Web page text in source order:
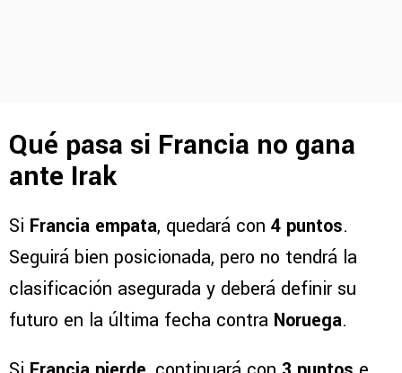
Qué pasa si Francia no gana
ante Irak
Si Francia empata, quedará con 4 puntos.
Seguirá bien posicionada, pero no tendrá la
clasificación asegurada y deberá definir su
futuro en la última fecha contra Noruega.